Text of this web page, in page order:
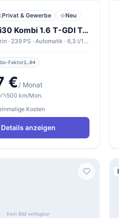
Privat & Gewerbe Neu
Hyundai i30 Kombi 1.6 T-GDI Trend
Kombi · Benzin · 239 PS · Automatik · 6,3 l/100km
Faktor1,04
€/ Monat
500 km/Mon.
Kosten
Details anzeigen